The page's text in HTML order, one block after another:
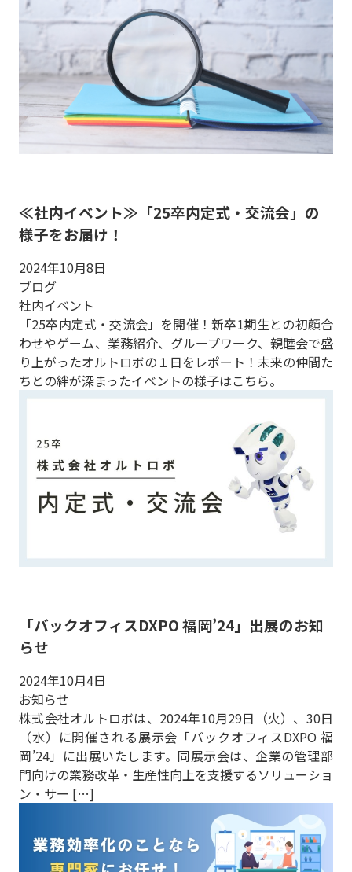
≪社内イベント≫「25卒内定式・交流会」の
様子をお届け！
2024年10月8日
ブログ
社内イベント
「25卒内定式・交流会」を開催！新卒1期生との初顔合
わせやゲーム、業務紹介、グループワーク、親睦会で盛
り上がったオルトロボの１日をレポート！未来の仲間た
ちとの絆が深まったイベントの様子はこちら。
「バックオフィスDXPO 福岡’24」出展のお知
らせ
2024年10月4日
お知らせ
株式会社オルトロボは、2024年10月29日（火）、30日
（水）に開催される展示会「バックオフィスDXPO 福
岡’24」に出展いたします。同展示会は、企業の管理部
門向けの業務改革・生産性向上を支援するソリューショ
ン・サー […]